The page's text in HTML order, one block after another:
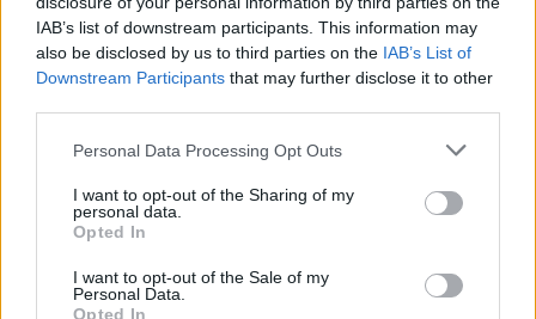
IAB’s list of downstream participants. This information may
also be disclosed by us to third parties on the IAB’s List of
Downstream Participants that may further disclose it to other
Personal Data Processing Opt Outs
I want to opt-out of the Sharing of my
personal data.
Opted In
I want to opt-out of the Sale of my
Personal Data.
Opted In
Zavod4 in Zavod za turizem Šaleške
doline vabita na voden ogled Mornove
zijalke
8. avgust 2026
Na Koroško prihaja avtomobilski
spektakel: Rohnenje motorjev, dvoboji
na progah in atraktivni Car Meet
8. avgust 2026